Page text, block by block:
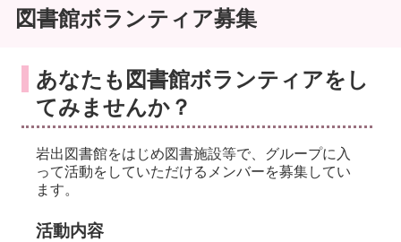
図書館ボランティア募集
あなたも図書館ボランティアをし
てみませんか？
岩出図書館をはじめ図書施設等で、グループに入
って活動をしていただけるメンバーを募集してい
ます。
活動内容